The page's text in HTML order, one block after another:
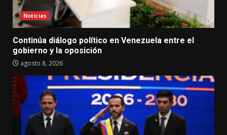
Noticias
Continúa diálogo político en Venezuela entre el
gobierno y la oposición
agosto 8, 2026